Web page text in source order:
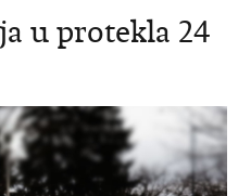
u protekla 24